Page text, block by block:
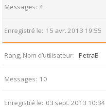
Messages 4
Enregistré le 15 avr. 2013 19:55
Rang, Nom d’utilisateur PetraB
Messages 10
Enregistré le 03 sept. 2013 10:34